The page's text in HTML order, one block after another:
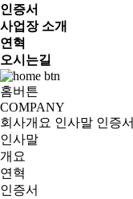
인증서
사업장 소개
연혁
오시는길
홈버튼
COMPANY
회사개요 인사말 인증서
인사말
개요
연혁
인증서